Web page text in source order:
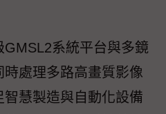
系統平台與多鏡
處理多路高畫質影像
慧製造與自動化設備